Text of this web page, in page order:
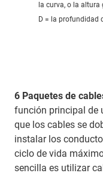
la curva, o la altura
D = la profundidad
6 Paquetes de
función principal de
que los cables se
instalar los
ciclo de vida
sencilla es utilizar